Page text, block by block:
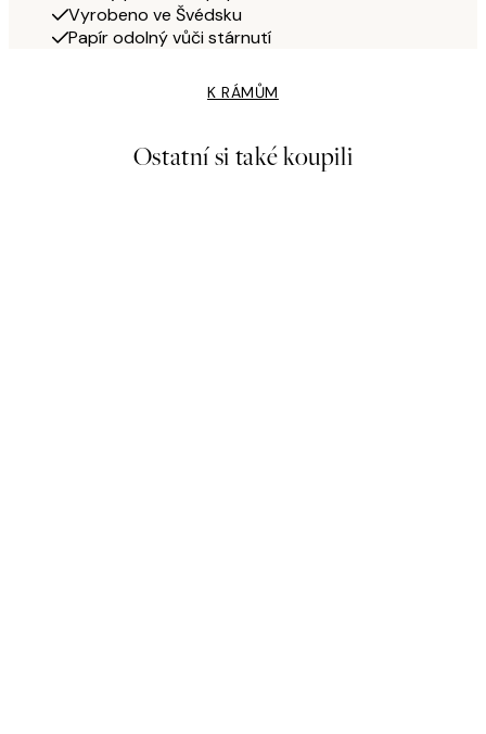
Vyrobeno ve Švédsku
Papír odolný vůči stárnutí
K RÁMŮM
Ostatní si také koupili